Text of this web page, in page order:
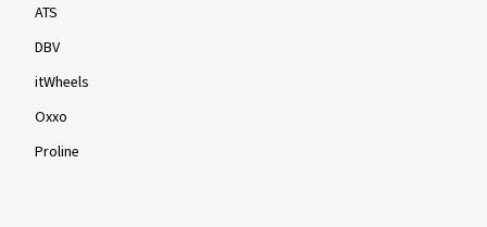
ATS
DBV
itWheels
Oxxo
Proline